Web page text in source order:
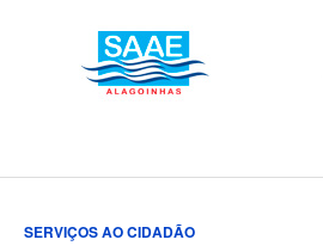
SERVIÇOS AO CIDADÃO